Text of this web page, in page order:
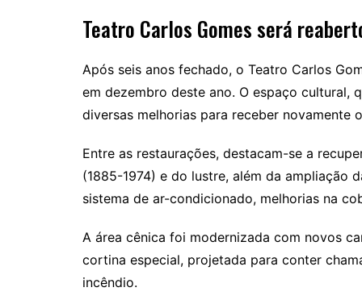
at
s
A
p
p
c
e
b
o
o
k
itt
er l
Teatro Carlos Gomes será
Após seis anos fechado, o Teatro Carlos
em dezembro deste ano. O espaço cultural,
diversas melhorias para receber novamente
Entre as restaurações, destacam-se a
(1885-1974) e do lustre, além da ampliação
sistema de ar-condicionado, melhorias na
A área cênica foi modernizada com novos
cortina especial, projetada para conter
incêndio.